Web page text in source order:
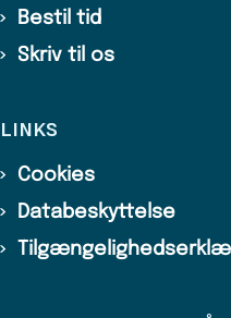
Bestil tid
Skriv til os
LINKS
Cookies
Databeskyttelse